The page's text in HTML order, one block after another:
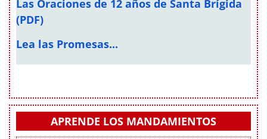
Las Oraciones de 12 años de Santa Brígida
(PDF)
Lea las Promesas...
APRENDE LOS MANDAMIENTOS